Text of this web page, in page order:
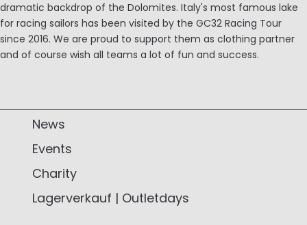
dramatic backdrop of the Dolomites. Italy's most famous lake
for racing sailors has been visited by the GC32 Racing Tour
since 2016. We are proud to support them as clothing partner
and of course wish all teams a lot of fun and success.
News
Events
Charity
Lagerverkauf | Outletdays